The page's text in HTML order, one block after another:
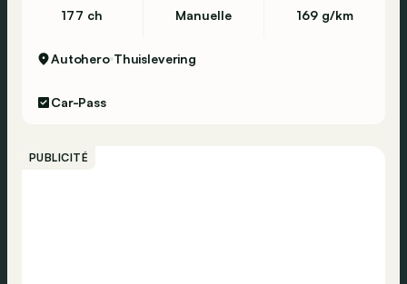
177 ch Manuelle 169 g/km
Autohero Thuislevering
Car-Pass
PUBLICITÉ